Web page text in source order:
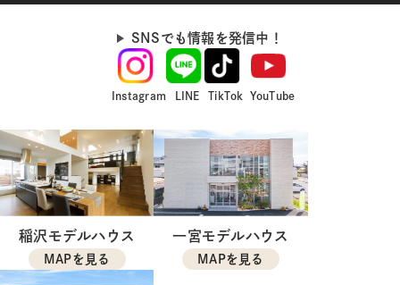
SNSでも情報を発信中！
Instagram LINE TikTok YouTube
稲沢モデルハウス
MAPを見る
一宮モデルハウス
MAPを見る